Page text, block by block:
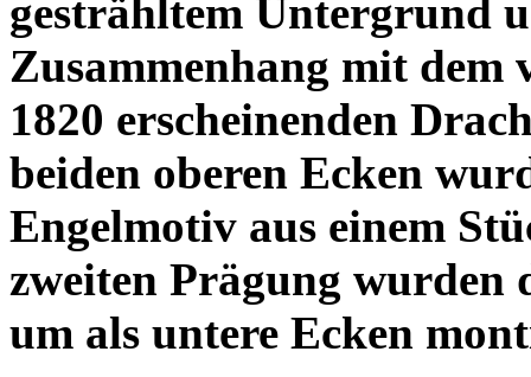
gesträhltem Untergrund
Zusammenhang mit dem
1820 erscheinenden
beiden oberen Ecken
Engelmotiv aus einem
zweiten Prägung wurden
um als untere Ecken